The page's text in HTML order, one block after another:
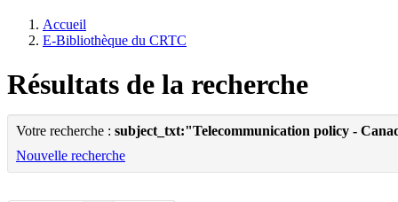
Accueil
E-Bibliothèque du CRTC
Résultats de la recherche
Votre recherche : subject_txt:"Telecommunication policy -
Nouvelle recherche